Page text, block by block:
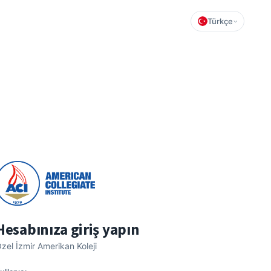
Türkçe
giriş yapın
İzmir Amerikan Koleji